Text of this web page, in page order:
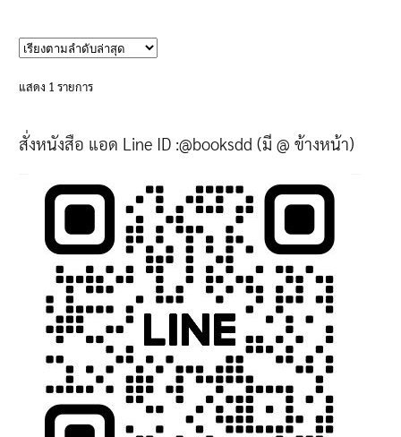
may
chosen
on
the
product
page
แสดง 1 รายการ
สั่งหนังสือ แอด Line ID :@booksdd (มี @ ข้างหน้า)